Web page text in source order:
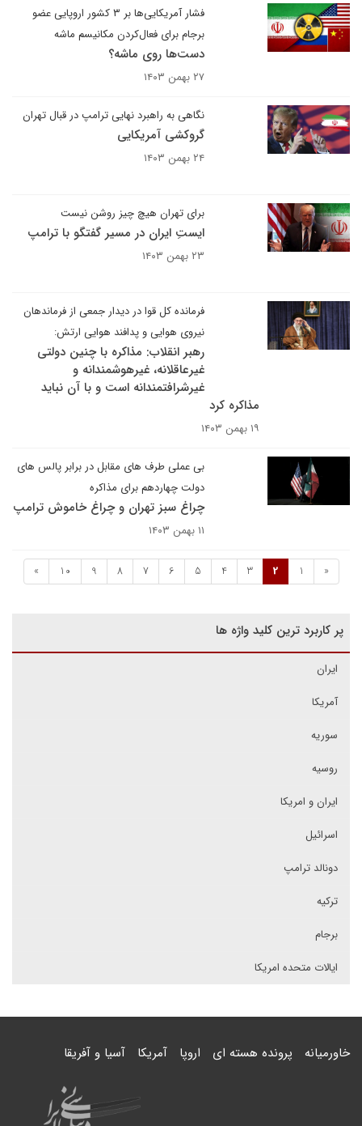
فشار آمریکایی‌ها بر ۳ کشور اروپایی عضو
برجام برای فعال‌کردن مکانیسم ماشه
دست‌ها روی ماشه؟
۲۷ بهمن ۱۴۰۳
نگاهی به راهبرد نهایی ترامپ در قبال تهران
گروکشی آمریکایی
۲۴ بهمن ۱۴۰۳
برای تهران هیچ چیز روشن نیست
ایستِ ایران در مسیر گفتگو با ترامپ
۲۳ بهمن ۱۴۰۳
فرمانده کل قوا در دیدار جمعی از فرماندهان
نیروی هوایی و پدافند هوایی ارتش:
رهبر انقلاب: مذاکره با چنین دولتی
غیرعاقلانه، غیرهوشمندانه و
غیرشرافتمندانه است و با آن نباید
مذاکره کرد
۱۹ بهمن ۱۴۰۳
بی عملی طرف های مقابل در برابر پالس های
دولت چهاردهم برای مذاکره
چراغ سبز تهران و چراغ خاموش ترامپ
۱۱ بهمن ۱۴۰۳
«
1
2
3
4
5
6
7
8
9
10
»
پر کاربرد ترین کلید واژه ها
ایران
آمریکا
سوریه
روسیه
ایران و امریکا
اسرائیل
دونالد ترامپ
ترکیه
برجام
ایالات متحده امریکا
خاورمیانه پرونده هسته ای اروپا آمریکا آسیا و آفریقا